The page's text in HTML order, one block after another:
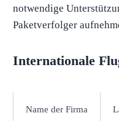
notwendige
Paketverfolger
Internationale
Name der Firma